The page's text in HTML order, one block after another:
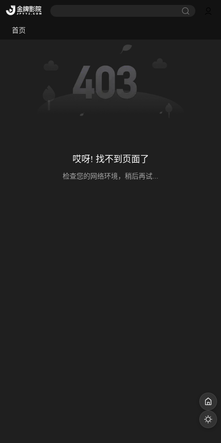
首页
哎呀! 找不到页面了
检查您的网络环境，稍后再试...